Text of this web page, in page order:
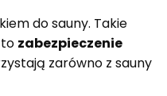
do sauny. Takie
zabezpieczenie
zarówno z sauny